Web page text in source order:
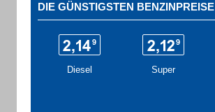
DIE GÜNSTIGSTEN BENZINPREISE
Diesel Super